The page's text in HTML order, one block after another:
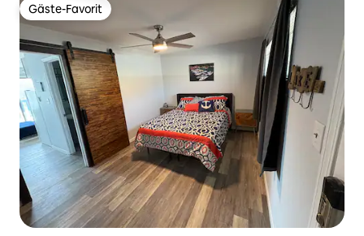
Gäste-Favorit
Gäste-Favorit